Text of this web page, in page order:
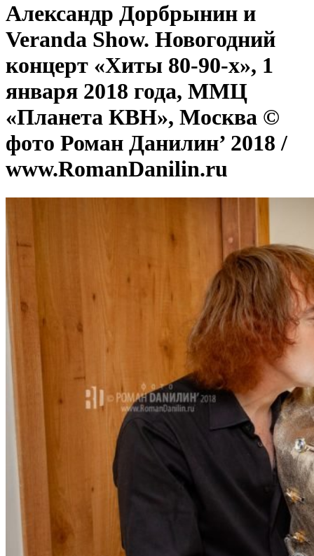
Александр Дорбрынин и
Veranda Show. Новогодний
концерт «Хиты 80-90-х», 1
января 2018 года, ММЦ
«Планета КВН», Москва ©
фото Роман Данилин’ 2018 /
www.RomanDanilin.ru